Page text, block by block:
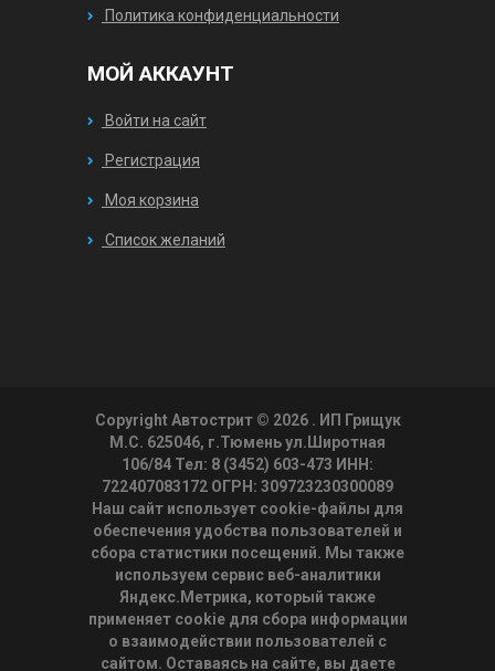
Политика конфиденциальности
МОЙ АККАУНТ
Войти на сайт
Регистрация
Моя корзина
Список желаний
Copyright Автострит © 2026 . ИП Грищук
М.С. 625046, г.Тюмень ул.Широтная
106/84 Тел: 8 (3452) 603-473 ИНН:
722407083172 ОГРН: 309723230300089
Наш сайт использует cookie-файлы для
обеспечения удобства пользователей и
сбора статистики посещений. Мы также
используем сервис веб-аналитики
Яндекс.Метрика, который также
применяет cookie для сбора информации
о взаимодействии пользователей с
сайтом. Оставаясь на сайте, вы даете